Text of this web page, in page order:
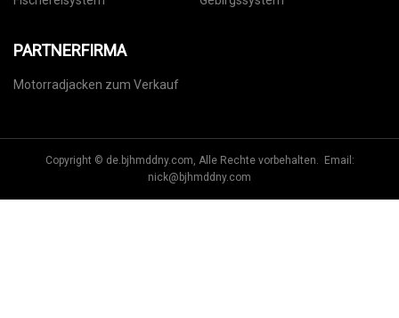
PARTNERFIRMA
Motorradjacken zum Verkauf
Copyright © de.bjhmddny.com, Alle Rechte vorbehalten. Email:
nick@bjhmddny.com